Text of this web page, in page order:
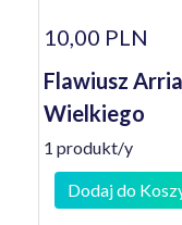
10,00 PLN
Flawiusz
Wielkiego
1 produkt/y
Dodaj do